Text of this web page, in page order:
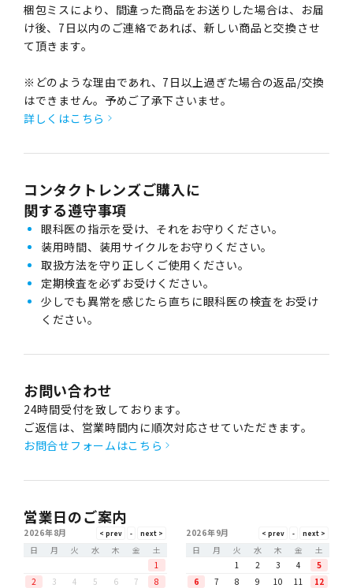
梱包ミスにより、間違った商品をお送りした場合は、お届
け後、7日以内のご連絡であれば、新しい商品と交換させ
て頂きます。
※どのような理由であれ、7日以上過ぎた場合の返品/交換
はできません。予めご了承下さいませ。
詳しくはこちら
コンタクトレンズご購入に
関する遵守事項
眼科医の指示を受け、それをお守りください。
装用時間、装用サイクルをお守りください。
取扱方法を守り正しくご使用ください。
定期検査を必ずお受けください。
少しでも異常を感じたら直ちに眼科医の検査をお受け
ください。
お問い合わせ
24時間受付を致しております。
ご返信は、営業時間内に順次対応させていただきます。
お問合せフォームはこちら
営業日のご案内
2026年8月
日
月 火 水 木 金
土
1
2
3 4 5 6 7
8
2026年9月
日
月 火 水 木 金
土
1
2 3 4
5
6
7 8 9 10 11
12